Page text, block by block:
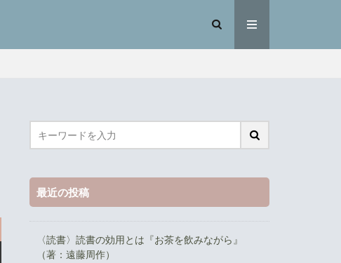
最近の投稿
〈読書〉読書の効用とは『お茶を飲みながら』
（著：遠藤周作）